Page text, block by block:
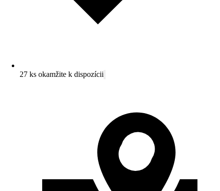
27 ks okamžite k dispozícii